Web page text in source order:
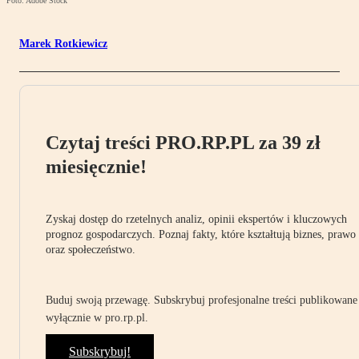
Marek Rotkiewicz
Czytaj treści PRO.RP.PL za 39 zł
miesięcznie!
Zyskaj dostęp do rzetelnych analiz, opinii ekspertów i kluczowych
prognoz gospodarczych. Poznaj fakty, które kształtują biznes, prawo
oraz społeczeństwo.
Buduj swoją przewagę. Subskrybuj profesjonalne treści publikowane
wyłącznie w pro.rp.pl.
Subskrybuj!